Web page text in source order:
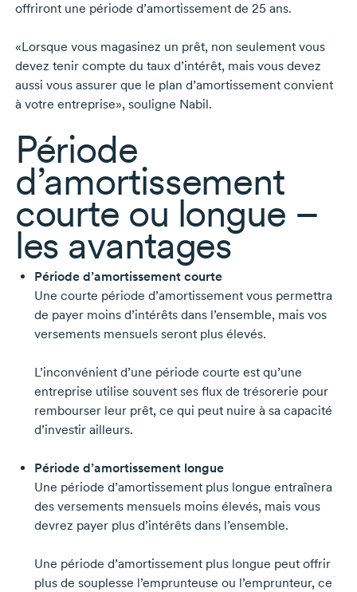
offriront une période d’amortissement de 25 ans.
«Lorsque vous magasinez un prêt, non seulement vous
devez tenir compte du taux d’intérêt, mais vous devez
aussi vous assurer que le plan d’amortissement convient
à votre entreprise», souligne Nabil.
Période
d’amortissement
courte ou longue –
les avantages
Période d’amortissement courte
Une courte période d’amortissement vous permettra
de payer moins d’intérêts dans l’ensemble, mais vos
versements mensuels seront plus élevés.
L’inconvénient d’une période courte est qu’une
entreprise utilise souvent ses flux de trésorerie pour
rembourser leur prêt, ce qui peut nuire à sa capacité
d’investir ailleurs.
Période d’amortissement longue
Une période d’amortissement plus longue entraînera
des versements mensuels moins élevés, mais vous
devrez payer plus d’intérêts dans l’ensemble.
Une période d’amortissement plus longue peut offrir
plus de souplesse l’emprunteuse ou l’emprunteur, ce